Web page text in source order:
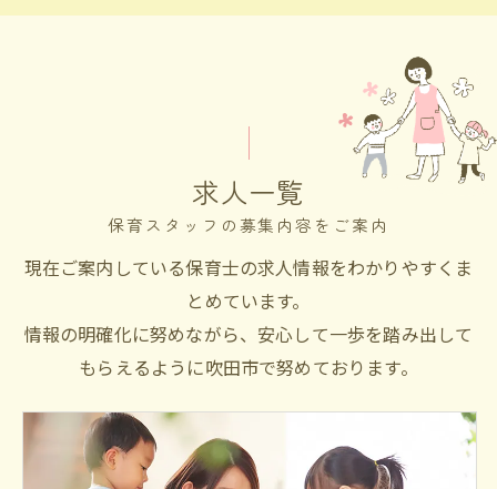
保育スタッフの募集内容をご案内
求人一覧
現在ご案内している保育士の求人情報をわかりやすくま
とめています。
情報の明確化に努めながら、安心して一歩を踏み出して
もらえるように吹田市で努めております。